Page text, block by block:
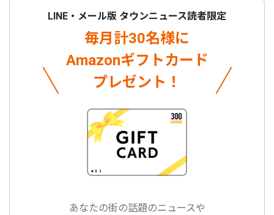
LINE・メール版 タウンニュース読者限定
毎月計30名様に
Amazonギフトカード
プレゼント！
あなたの街の話題のニュースや